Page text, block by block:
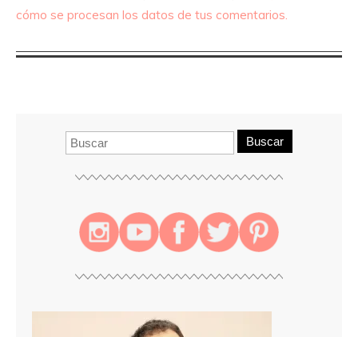
cómo se procesan los datos de tus comentarios.
Buscar